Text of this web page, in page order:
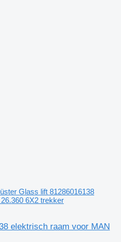
Glass lift 81286016138
6X2 trekker
elektrisch raam voor MAN